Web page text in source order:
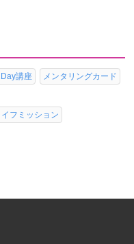
講座
メンタリングカード
イフミッション